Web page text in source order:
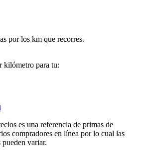
por los km que recorres.
kilómetro para tu:
es una referencia de primas de
compradores en línea por lo cual las
pueden variar.